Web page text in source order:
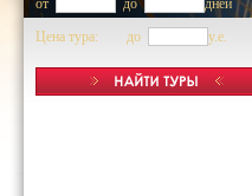
Цена тура: до
y.e.